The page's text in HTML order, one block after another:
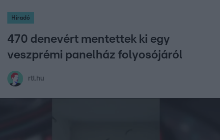
Híradó
470 denevért mentettek ki egy
veszprémi panelház folyosójáról
rtl.hu